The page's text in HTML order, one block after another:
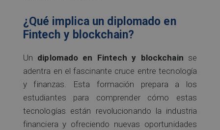
¿Qué implica un diplomado en
Fintech y blockchain?
Un diplomado en Fintech y blockchain se
adentra en el fascinante cruce entre tecnología
y finanzas. Esta formación prepara a los
estudiantes para comprender cómo estas
tecnologías están revolucionando la industria
financiera y ofreciendo nuevas oportunidades